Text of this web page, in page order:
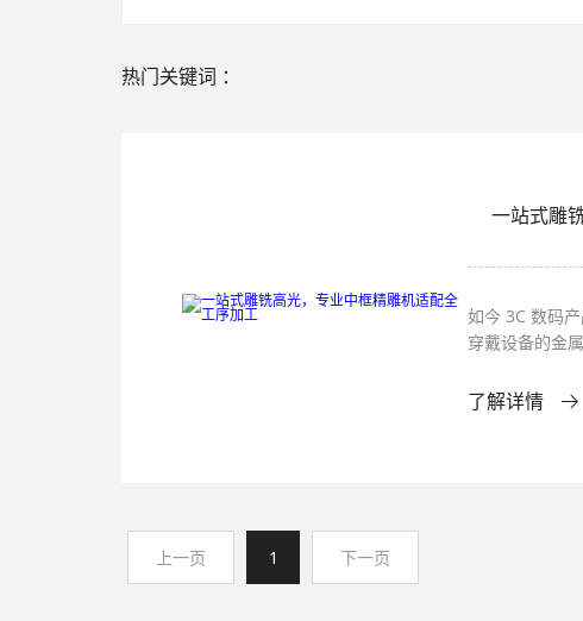
热门关键词 ：
一站式雕
如今 3C 数码
穿戴设备的金
序，来回转运
了解详情
上一页 1 下一页